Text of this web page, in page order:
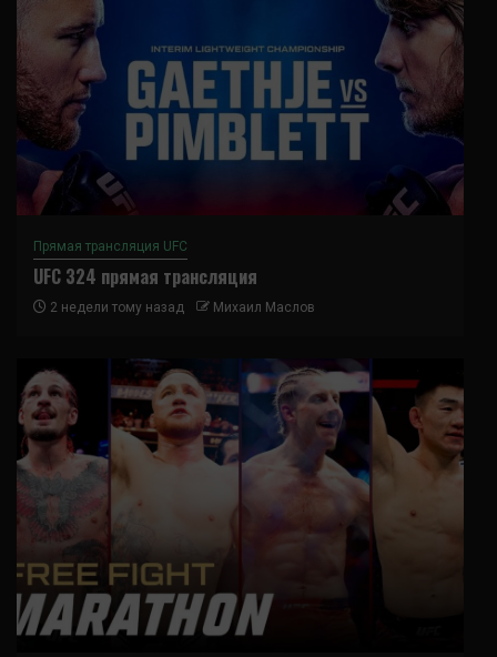
Прямая трансляция UFC
UFC 324 прямая трансляция
2 недели тому назад Михаил Маслов